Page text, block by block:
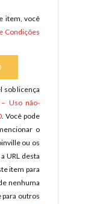
item, você
Condições
sob licença
Uso não-
. Você pode
o
ou os
URL desta
item para
nenhuma
para outros